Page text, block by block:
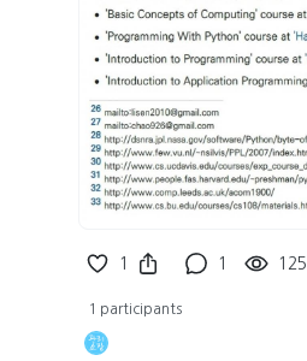
1 1 125
1 participants